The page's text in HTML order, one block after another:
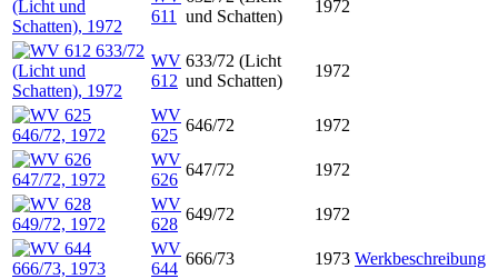
611
und Schatten)
1972
WV
612
633/72 (Licht
und Schatten)
1972
WV
625
646/72
1972
WV
626
647/72
1972
WV
628
649/72
1972
WV
644
666/73 1973 Werkbeschreibung